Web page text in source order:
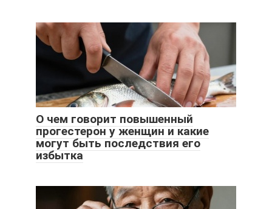
О чем говорит повышенный
прогестерон у женщин и какие
могут быть последствия его
избытка